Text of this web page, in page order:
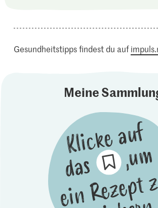
Gesundheitstipps findest du auf
Meine